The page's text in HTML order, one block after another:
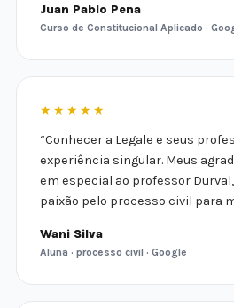
Juan Pablo Pena
Curso de Constitucional Aplicado ·
★★★★★
“Conhecer a Legale e seus
experiência singular. Meus
em especial ao professor
paixão pelo processo civil para
Wani Silva
Aluna · processo civil · Google